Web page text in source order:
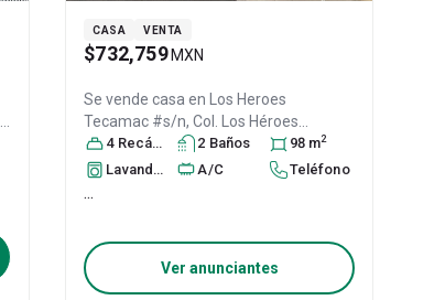
CASA VENTA
$732,759 MXN
Se vende casa en
Los Heroes
Tecamac #s/n, Col. Los Héroes
Tecámac,Tecámac, México, México
C.P. 55763
, ID:30320924
4 Recámara s 2 Baños 98 m2
Lavandería A/C Teléfono
...
Ver anunciantes